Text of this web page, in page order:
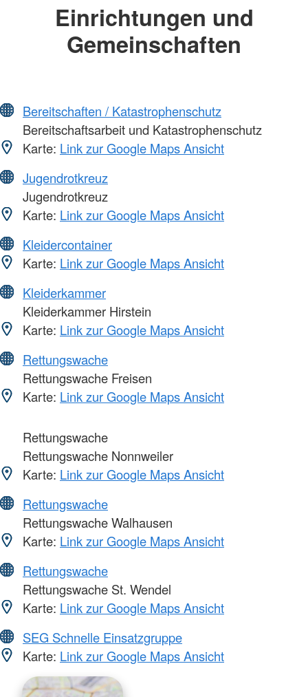
Einrichtungen und
Gemeinschaften
Bereitschaften / Katastrophenschutz
Bereitschaftsarbeit und Katastrophenschutz
Karte: Link zur Google Maps Ansicht
Jugendrotkreuz
Jugendrotkreuz
Karte: Link zur Google Maps Ansicht
Kleidercontainer
Karte: Link zur Google Maps Ansicht
Kleiderkammer
Kleiderkammer Hirstein
Karte: Link zur Google Maps Ansicht
Rettungswache
Rettungswache Freisen
Karte: Link zur Google Maps Ansicht
Rettungswache
Rettungswache Nonnweiler
Karte: Link zur Google Maps Ansicht
Rettungswache
Rettungswache Walhausen
Karte: Link zur Google Maps Ansicht
Rettungswache
Rettungswache St. Wendel
Karte: Link zur Google Maps Ansicht
SEG Schnelle Einsatzgruppe
Karte: Link zur Google Maps Ansicht